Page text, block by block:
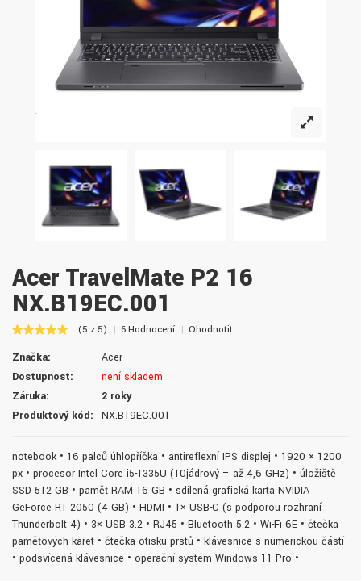
Acer TravelMate P2 16
NX.B19EC.001
(5 z 5) 6 Hodnocení Ohodnotit
Značka:
Acer
Dostupnost:
není skladem
Záruka:
2 roky
Produktový kód:
NX.B19EC.001
notebook • 16 palců úhlopříčka • antireflexní IPS displej • 1920 × 1200
px • procesor Intel Core i5-1335U (10jádrový – až 4,6 GHz) • úložiště
SSD 512 GB • paměť RAM 16 GB • sdílená grafická karta NVIDIA
GeForce RT 2050 (4 GB) • HDMI • 1× USB-C (s podporou rozhraní
Thunderbolt 4) • 3× USB 3.2 • RJ45 • Bluetooth 5.2 • Wi-Fi 6E • čtečka
paměťových karet • čtečka otisku prstů • klávesnice s numerickou částí
• podsvícená klávesnice • operační systém Windows 11 Pro •